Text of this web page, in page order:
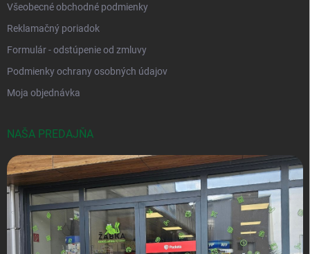
Všeobecné obchodné podmienky
Reklamačný poriadok
Formulár - odstúpenie od zmluvy
Podmienky ochrany osobných údajov
Moja objednávka
NAŠA PREDAJŇA